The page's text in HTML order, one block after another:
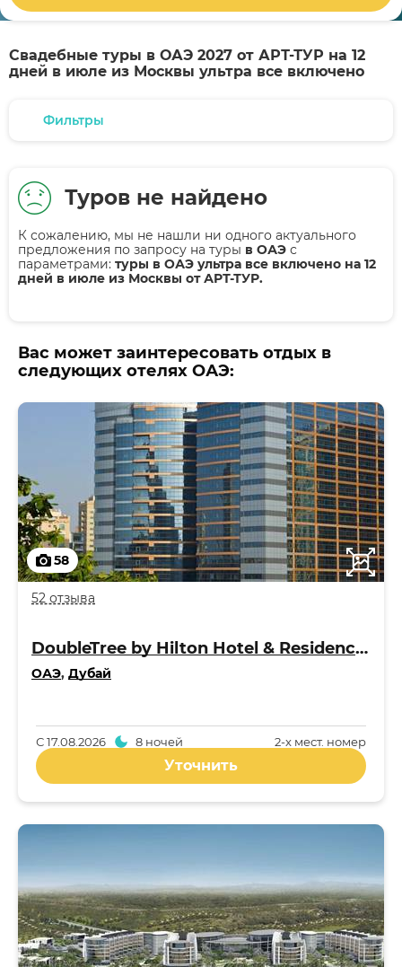
Свадебные туры в ОАЭ 2027 от АРТ-ТУР на 12
дней в июле из Москвы ультра все включено
Фильтры
Туров не найдено
К сожалению, мы не нашли ни одного актуального
предложения по запросу на туры в ОАЭ с
параметрами: туры в ОАЭ ультра все включено на 12
дней в июле из Москвы от АРТ-ТУР.
Вас может заинтересовать отдых в
следующих отелях ОАЭ:
58
52 отзыва
DoubleTree by Hilton Hotel & Residences Dubai - Al Barsha 4*
ОАЭ, Дубай
2-x мест. номер
С17.08.2026 8 ночей
Уточнить